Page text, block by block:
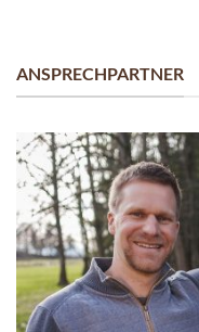
ANSPRECHPARTNER